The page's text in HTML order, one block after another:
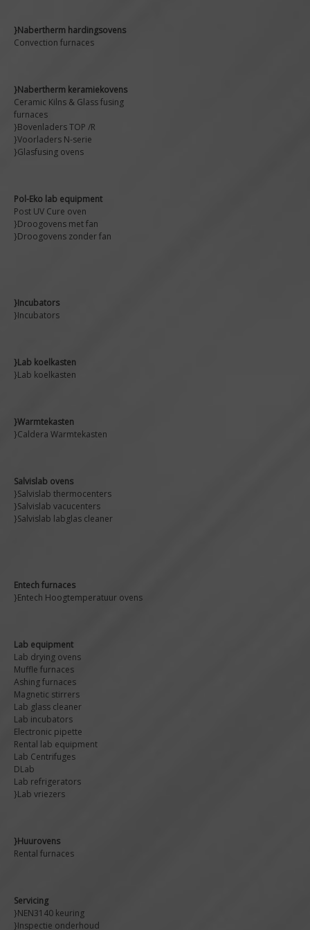
}Nabertherm hardingsovens
Convection furnaces
}Nabertherm keramiekovens
Ceramic Kilns & Glass fusing
furnaces
}Bovenladers TOP /R
}Voorladers N-serie
}Glasfusing ovens
Pol-Eko lab equipment
Post UV Cure oven
}Droogovens met fan
}Droogovens zonder fan
}Incubators
}Incubators
}Lab koelkasten
}Lab koelkasten
}Warmtekasten
}Caldera Warmtekasten
Salvislab ovens
}Salvislab thermocenters
}Salvislab vacucenters
}Salvislab labglas cleaner
Entech furnaces
}Entech Hoogtemperatuur ovens
Lab equipment
Lab drying ovens
Muffle furnaces
Ashing furnaces
Magnetic stirrers
Lab glass cleaner
Lab incubators
Electronic pipette
Rental lab equipment
Lab Centrifuges
DLab
Lab refrigerators
}Lab vriezers
}Huurovens
Rental furnaces
Servicing
}NEN3140 keuring
}Inspectie onderhoud